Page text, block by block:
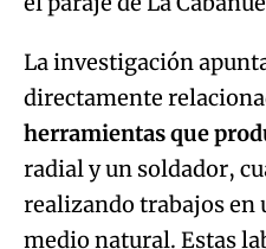
herramientas que
radial y un soldador,
realizando trabajos en
medio natural. Estas
sin contar con la
administración
el Índice de